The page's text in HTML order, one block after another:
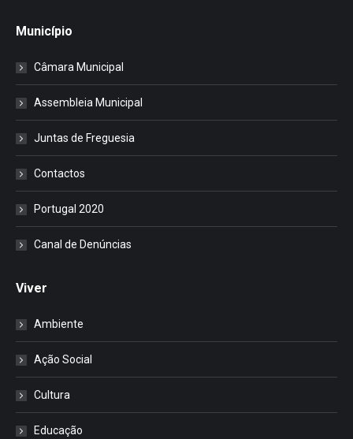
Município
Câmara Municipal
Assembleia Municipal
Juntas de Freguesia
Contactos
Portugal 2020
Canal de Denúncias
Viver
Ambiente
Ação Social
Cultura
Educação